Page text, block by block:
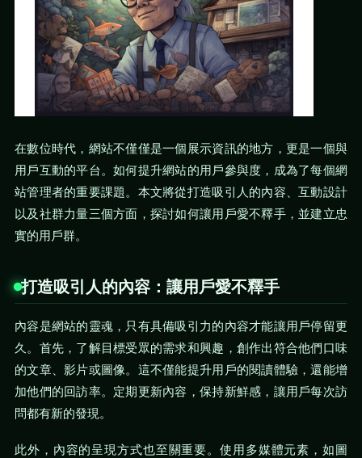
在數位時代，網站不僅僅是一個展示資訊的地方，更是一個與
用戶互動的平台。如何提升網站的用戶參與度，成為了每個網
站管理者的重要課題。本文將從打造吸引人的內容、互動設計
以及社群力量三個方面，探討如何讓用戶愛不釋手，並建立忠
實的用戶群。
打造吸引人的內容：讓用戶愛不釋手
內容是網站的靈魂，只有具備吸引力的內容才能讓用戶停留更
久。首先，了解目標受眾的需求和興趣，創作出符合他們口味
的文章、影片或圖像。這不僅能提升用戶的閱讀體驗，還能增
加他們的回訪率。定期更新內容，保持新鮮感，讓用戶每次訪
問都有新的發現。
此外，內容的呈現方式也至關重要。使用多媒體元素，如圖